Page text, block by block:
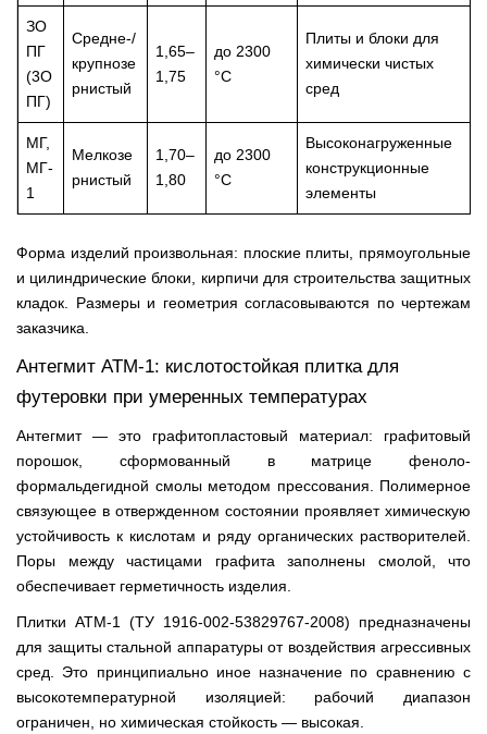
ЗО
ПГ
(3О
ПГ)
Средне-/
крупнозе
рнистый
1,65–
1,75
до 2300
°C
Плиты и блоки для
химически чистых
сред
МГ,
МГ-
1
Мелкозе
рнистый
1,70–
1,80
до 2300
°C
Высоконагруженные
конструкционные
элементы
Форма изделий произвольная: плоские плиты, прямоугольные
и цилиндрические блоки, кирпичи для строительства защитных
кладок. Размеры и геометрия согласовываются по чертежам
заказчика.
Антегмит АТМ-1: кислотостойкая плитка для
футеровки при умеренных температурах
Антегмит — это графитопластовый материал: графитовый
порошок, сформованный в матрице феноло-
формальдегидной смолы методом прессования. Полимерное
связующее в отвержденном состоянии проявляет химическую
устойчивость к кислотам и ряду органических растворителей.
Поры между частицами графита заполнены смолой, что
обеспечивает герметичность изделия.
Плитки АТМ-1 (ТУ 1916-002-53829767-2008) предназначены
для защиты стальной аппаратуры от воздействия агрессивных
сред. Это принципиально иное назначение по сравнению с
высокотемпературной изоляцией: рабочий диапазон
ограничен, но химическая стойкость — высокая.